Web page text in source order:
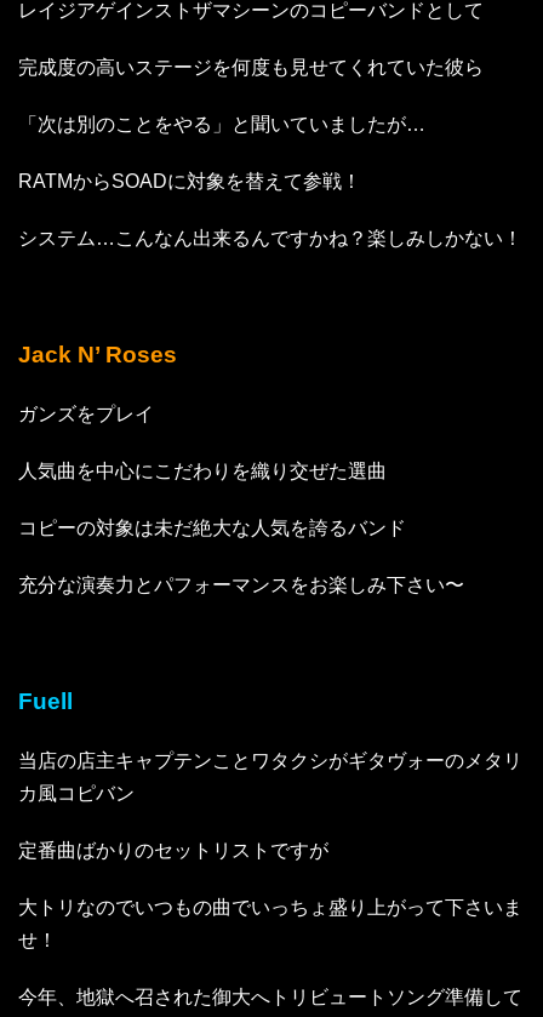
レイジアゲインストザマシーンのコピーバンドとして
完成度の高いステージを何度も見せてくれていた彼ら
「次は別のことをやる」と聞いていましたが…
RATMからSOADに対象を替えて参戦！
システム…こんなん出来るんですかね？楽しみしかない！
Jack N’ Roses
ガンズをプレイ
人気曲を中心にこだわりを織り交ぜた選曲
コピーの対象は未だ絶大な人気を誇るバンド
充分な演奏力とパフォーマンスをお楽しみ下さい〜
Fuell
当店の店主キャプテンことワタクシがギタヴォーのメタリ
カ風コピバン
定番曲ばかりのセットリストですが
大トリなのでいつもの曲でいっちょ盛り上がって下さいま
せ！
今年、地獄へ召された御大へトリビュートソング準備して